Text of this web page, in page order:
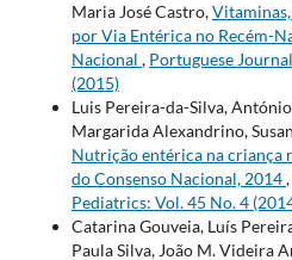
Maria José Castro,
por Via Entérica no Recém-
Nacional , Portuguese
(2015)
Luis Pereira-da-Silva,
Margarida Alexandrino,
Nutrição entérica na criança
do Consenso Nacional, 2014,
Pediatrics: Vol. 45 No. 4
Catarina Gouveia, Luís
Paula Silva, João M. Videira